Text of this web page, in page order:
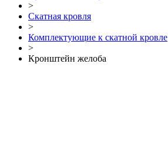
>
Скатная кровля
>
Комплектующие к скатной кровле
>
Кронштейн желоба